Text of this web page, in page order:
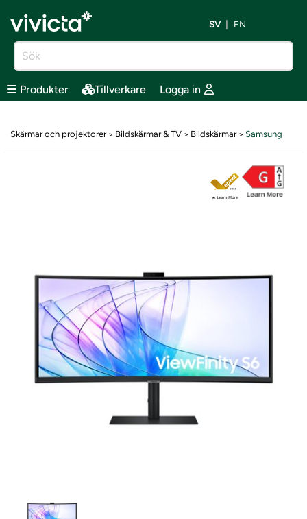
SV EN
Produkter Tillverkare Logga in
Skärmar och projektorer> Bildskärmar & TV > Bildskärmar> Samsung